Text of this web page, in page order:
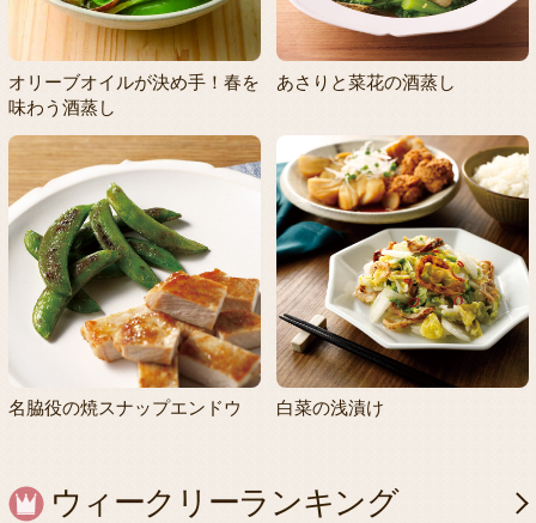
オリーブオイルが決め手！春を
味わう酒蒸し
あさりと菜花の酒蒸し
名脇役の焼スナップエンドウ 白菜の浅漬け
ウィークリーランキング